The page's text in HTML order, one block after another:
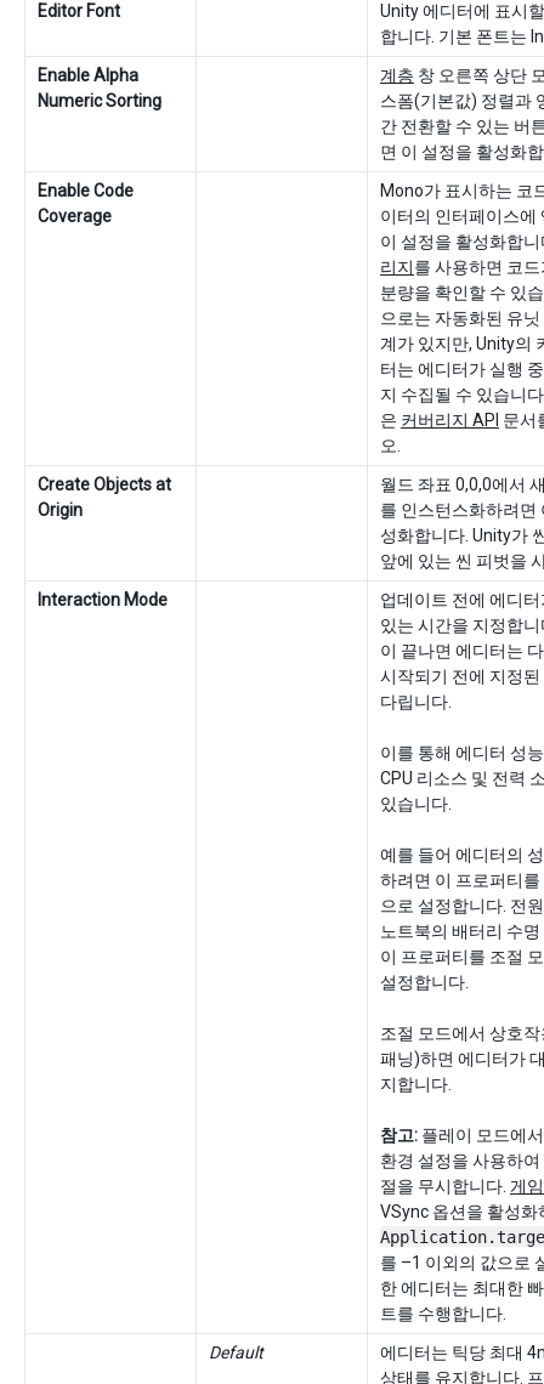
Editor Font
Unity 에디터에 표시
합니다. 기본 폰트는
Enable Alpha
Numeric Sorting
계층 창 오른쪽 상단
스폼(기본값) 정렬과
간 전환할 수 있는 버
면 이 설정을 활성화
Enable Code
Coverage
Mono가 표시하는 코
이터의 인터페이스에
이 설정을 활성화합
리지를 사용하면 코
분량을 확인할 수 있
으로는 자동화된 유
계가 있지만, Unity의
터는 에디터가 실행
지 수집될 수 있습니
은 커버리지 API 문서
오.
Create Objects at
Origin
월드 좌표 0,0,0에서
를 인스턴스화하려면
성화합니다. Unity가
앞에 있는 씬 피벗을
Interaction Mode
업데이트 전에 에디
있는 시간을 지정합
이 끝나면 에디터는
시작되기 전에 지정
다립니다.
이를 통해 에디터 성
CPU 리소스 및 전력
있습니다.
예를 들어 에디터의
하려면 이 프로퍼티를
으로 설정합니다. 전
노트북의 배터리 수
이 프로퍼티를 조절
설정합니다.
조절 모드에서 상호
패닝)하면 에디터가
지합니다.
참고: 플레이 모드에
환경 설정을 사용하
절을 무시합니다. 게
VSync 옵션을 활성화
를 –1 이외의 값으로
한 에디터는 최대한
트를 수행합니다.
Default
에디터는 틱당 최대
상태를 유지합니다.